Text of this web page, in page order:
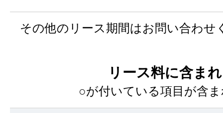
その他のリース期間はお問い合わせ
リース料に含ま
○が付いている項目が含